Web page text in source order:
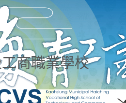
商職業學校